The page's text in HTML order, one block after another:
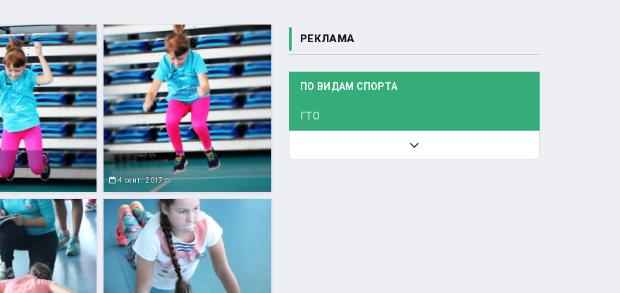
4 сент. 2017 г.
РЕКЛАМА
ПО ВИДАМ СПОРТА
ГТО